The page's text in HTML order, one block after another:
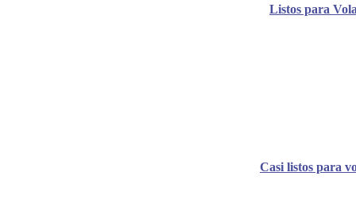
Listos para
Casi listos para